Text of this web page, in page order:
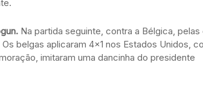
Na partida seguinte, contra a Bélgica, pelas
belgas aplicaram 4×1 nos Estados Unidos,
imitaram uma dancinha do presidente